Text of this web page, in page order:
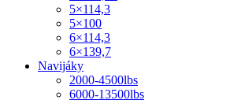
5×114,3
5×100
6×114,3
6×139,7
Navijáky
2000-4500lbs
6000-13500lbs